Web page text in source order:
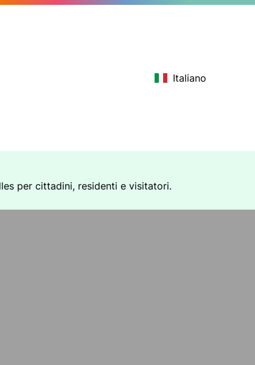
Italiano
per cittadini, residenti e visitatori.